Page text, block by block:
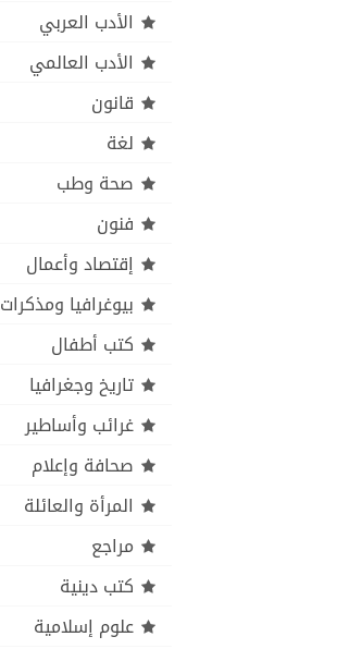
الأدب العربي
الأدب العالمي
قانون
لغة
صحة وطب
فنون
إقتصاد وأعمال
بيوغرافيا ومذكرات
كتب أطفال
تاريخ وجغرافيا
غرائب وأساطير
صحافة وإعلام
المرأة والعائلة
مراجع
كتب دينية
علوم إسلامية